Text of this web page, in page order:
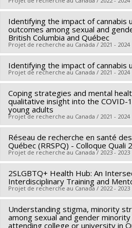
Lead researcher : France Gagnon
Co-researchers : Olivier Ferlatte
Funding sources:FRQS/Fonds de
Santé (FRSQ)
Grant programs: PVXXXXXX-
recherche
Identifying the impact of cannabis
outcomes among sexual and
British Columbia and Québec
Projet de recherche au Canada / 2021 - 2024
Lead researcher : Rodney Knight,
Funding sources:IRSC/Instituts de
Canada
Grant programs:PVXXXXXX-(PJT)
Identifying the impact of cannabis
Projet de recherche au Canada / 2021 - 2024
Lead researcher : Rod Knight
Co-researchers : Olivier Ferlatte
Funding sources:IRSC/Instituts de
Canada
Grant programs:PVXXXXXX-(PJT)
Coping strategies and mental
qualitative insight into the COVID-
young adults
Projet de recherche au Canada / 2021 - 2024
Lead researcher : Marie-Pierre
Co-researchers : Jennifer
Olivier Ferlatte,Mathieu Bélanger
Katerina Maximova ,Vickie Plourde
Funding sources:IRSC/Instituts de
Canada
Grant programs:PVXXXXXX-
Réseau de recherche en santé
Québec (RRSPQ) - Colloque Quali
Projet de recherche au Canada / 2023 - 2023
Lead researcher : France Gagnon
Co-researchers : Olivier Ferlatte
Funding sources:FRQS/Fonds de
Santé (FRSQ)
Grant programs:PVXXXXXX-
2SLGBTQ+ Health Hub: An
Interdisciplinary Training and
Projet de recherche au Canada / 2022 - 2023
Lead researcher : Daniel Grace
Co-researchers : Olivier Ferlatte
Understanding stigma, minority
among sexual and gender
attending college or university in